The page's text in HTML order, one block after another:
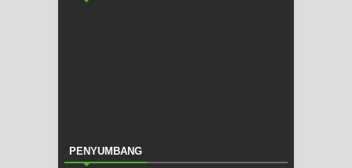
PENYUMBANG